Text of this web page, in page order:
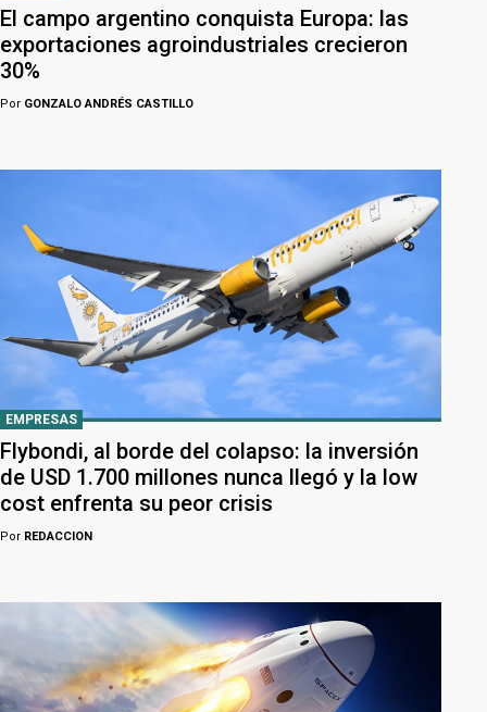
El campo argentino conquista Europa: las
exportaciones agroindustriales crecieron
30%
Por GONZALO ANDRÉS CASTILLO
EMPRESAS
Flybondi, al borde del colapso: la inversión
de USD 1.700 millones nunca llegó y la low
cost enfrenta su peor crisis
Por REDACCION